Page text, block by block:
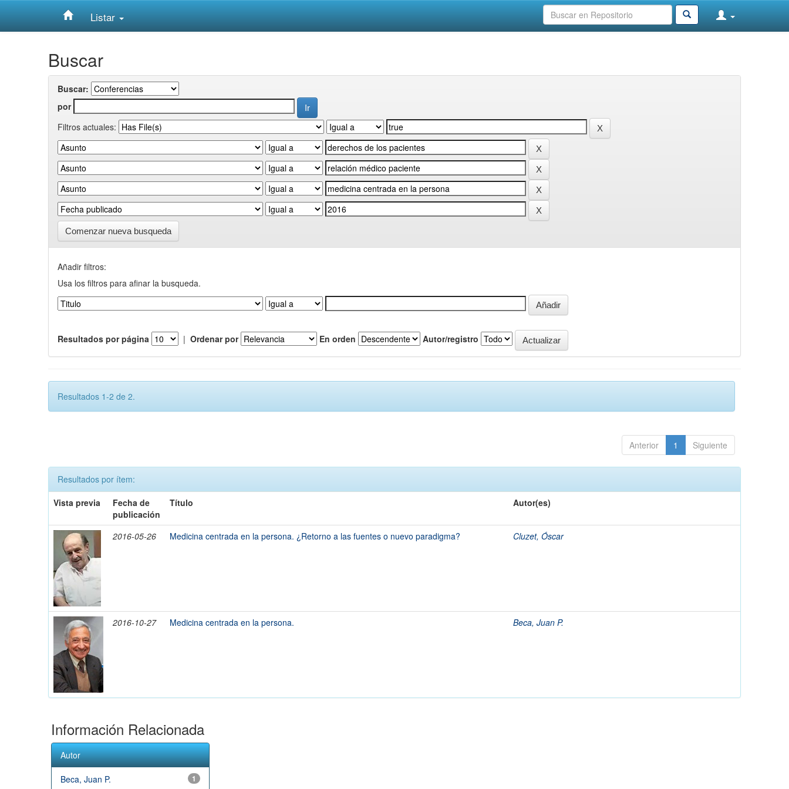
Listar
Buscar
Buscar:
por
Filtros actuales:
Comenzar nueva busqueda
Añadir filtros:
Usa los filtros para afinar la busqueda.
Resultados por página | Ordenar por En orden Autor/registro
Resultados 1-2 de 2.
Anterior 1 Siguiente
Resultados por ítem:
Vista previa
Fecha de
publicación
Título Autor(es)
2016-05-26 Medicina centrada en la persona. ¿Retorno a las fuentes o nuevo paradigma? Cluzet, Óscar
2016-10-27 Medicina centrada en la persona. Beca, Juan P.
Información Relacionada
Autor
1
Beca, Juan P.